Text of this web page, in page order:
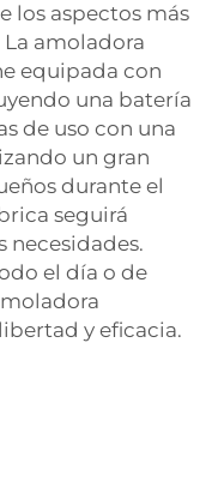
los aspectos más
amoladora
equipada con
una batería
de uso con una
un gran
durante el
seguirá
necesidades.
el día o de
y eficacia.